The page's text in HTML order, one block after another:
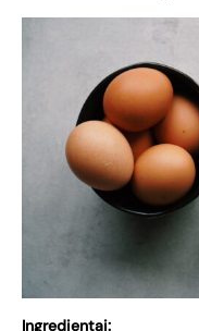
Ingredientai: